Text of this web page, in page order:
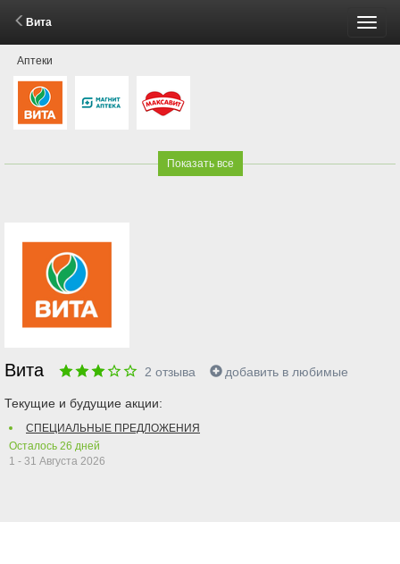
Вита
Аптеки
Показать все
Вита 2 отзыва добавить в любимые
Текущие и будущие акции:
СПЕЦИАЛЬНЫЕ ПРЕДЛОЖЕНИЯ
Осталось 26 дней
1 - 31 Августа 2026